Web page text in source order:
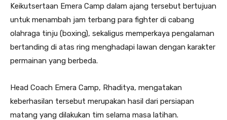
Keikutsertaan Emera Camp dalam ajang tersebut bertujuan
untuk menambah jam terbang para fighter di cabang
olahraga tinju (boxing), sekaligus memperkaya pengalaman
bertanding di atas ring menghadapi lawan dengan karakter
permainan yang berbeda.
Head Coach Emera Camp, Rhaditya, mengatakan
keberhasilan tersebut merupakan hasil dari persiapan
matang yang dilakukan tim selama masa latihan.